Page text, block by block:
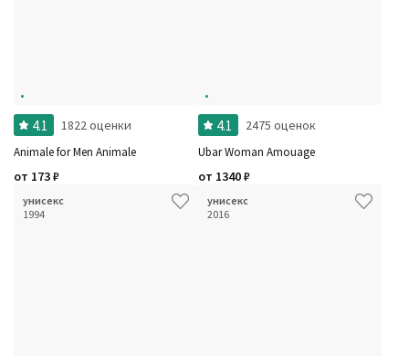
4.1 1822 оценки
Animale for Men Animale
от 173₽
4.1 2475 оценок
Ubar Woman Amouage
от 1340₽
унисекс
1994
унисекс
2016